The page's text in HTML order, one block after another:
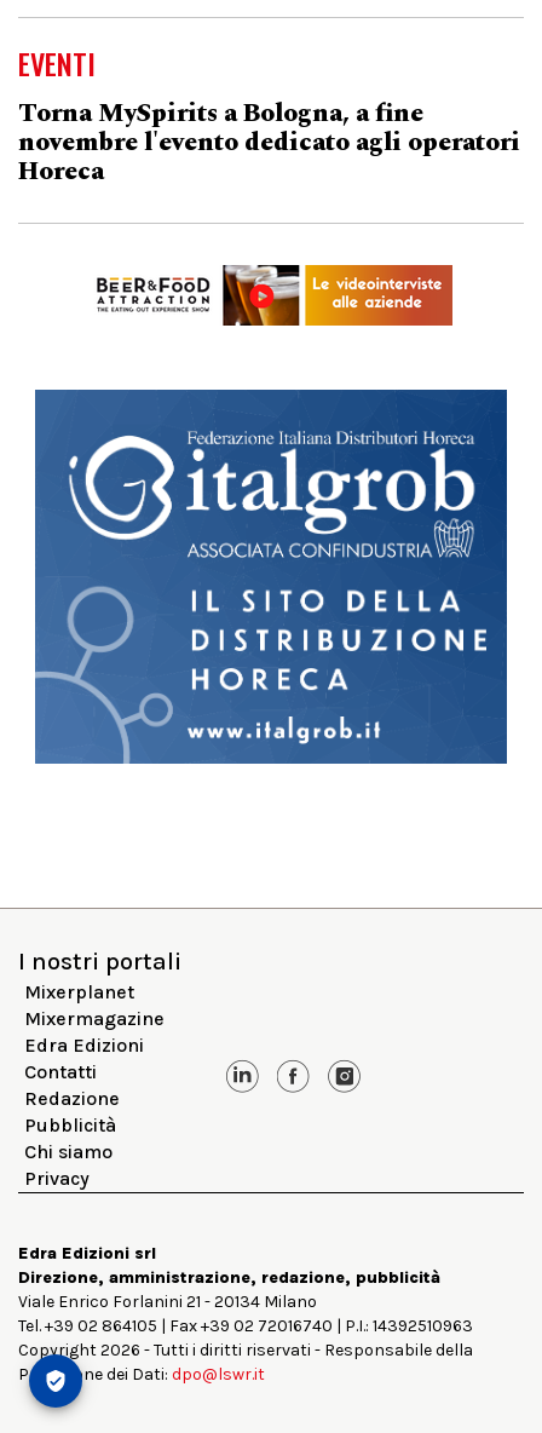
EVENTI
Torna MySpirits a Bologna, a fine
novembre l'evento dedicato agli operatori
Horeca
I nostri portali
Mixerplanet
Mixermagazine
Edra Edizioni
Contatti
Redazione
Pubblicità
Chi siamo
Privacy
Edra Edizioni srl
Direzione, amministrazione, redazione, pubblicità
Viale Enrico Forlanini 21 - 20134 Milano
Tel. +39 02 864105 | Fax +39 02 72016740 | P.I.: 14392510963
Copyright 2026 - Tutti i diritti riservati - Responsabile della
Protezione dei Dati: dpo@lswr.it